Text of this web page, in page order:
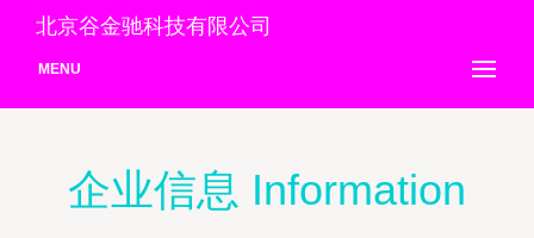
北京谷金驰科技有限公司
MENU
企业信息 Information